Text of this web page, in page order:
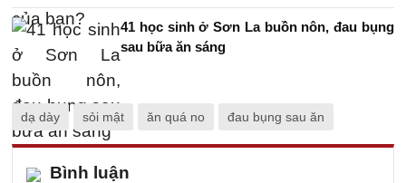
41 học sinh ở Sơn La buồn nôn, đau bụng
sau bữa ăn sáng
dạ dày sỏi mật ăn quá no đau bụng sau ăn
Bình luận